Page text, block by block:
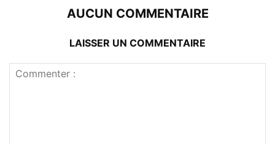
AUCUN COMMENTAIRE
LAISSER UN COMMENTAIRE